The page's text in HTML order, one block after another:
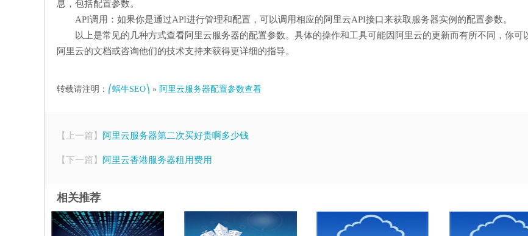
息，包括配置参数。
API调用：如果你是通过API进行管理和配置，可以调用相应的阿里云API接口来获取服务器实例的配置参数。
以上是常见的几种方式查看阿里云服务器的配置参数。具体的操作和工具可能因阿里云的更新而有所不同，你可
阿里云的文档或咨询他们的技术支持来获得更详细的指导。
转载请注明： ⎛蜗牛SEO⎞ » 阿里云服务器配置参数查看
【上一篇】 阿里云服务器第二次买好贵啊多少钱
【下一篇】 阿里云香港服务器租用费用
相关推荐